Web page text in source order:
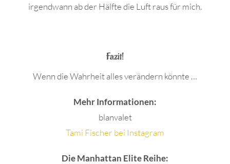
irgendwann ab der Hälfte die Luft raus für mich.
Fazit!
Wenn die Wahrheit alles verändern könnte …
Mehr Informationen:
blanvalet
Tami Fischer bei Instagram
Die Manhattan Elite Reihe: